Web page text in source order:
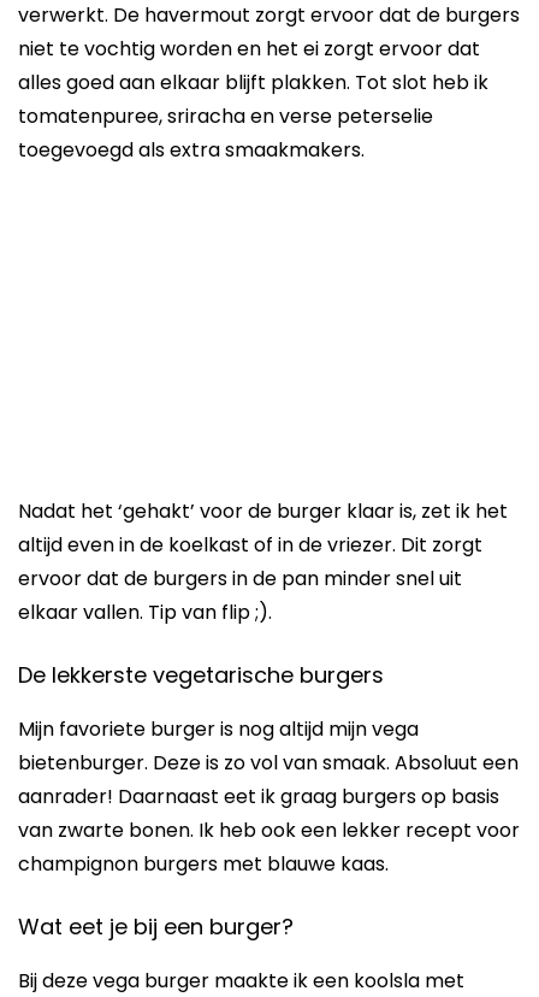
verwerkt. De havermout zorgt ervoor dat de burgers
niet te vochtig worden en het ei zorgt ervoor dat
alles goed aan elkaar blijft plakken. Tot slot heb ik
tomatenpuree, sriracha en verse peterselie
toegevoegd als extra smaakmakers.
Nadat het ‘gehakt’ voor de burger klaar is, zet ik het
altijd even in de koelkast of in de vriezer. Dit zorgt
ervoor dat de burgers in de pan minder snel uit
elkaar vallen. Tip van flip ;).
De lekkerste vegetarische burgers
Mijn favoriete burger is nog altijd mijn vega
bietenburger. Deze is zo vol van smaak. Absoluut een
aanrader! Daarnaast eet ik graag burgers op basis
van zwarte bonen. Ik heb ook een lekker recept voor
champignon burgers met blauwe kaas.
Wat eet je bij een burger?
Bij deze vega burger maakte ik een koolsla met